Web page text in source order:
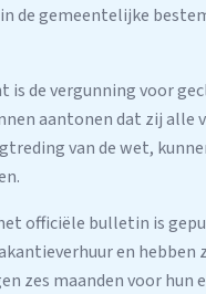
de gemeentelijke
is de vergunning voor
aantonen dat zij
van de wet,
officiële bulletin is
en
zes maanden voor